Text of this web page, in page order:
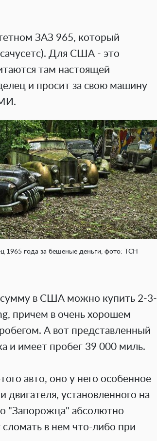
ЗАЗ 965, который
Для США - это
там настоящей
и просит за свою машину
года за бешеные деньги, фото: ТСН
сумму в США можно купить 2-3-
причем в очень хорошем
А вот представленный
и имеет пробег 39 000 миль.
авто, оно у него особенное
двигателя, установленного на
"Запорожца" абсолютно
сломать в нем что-либо при